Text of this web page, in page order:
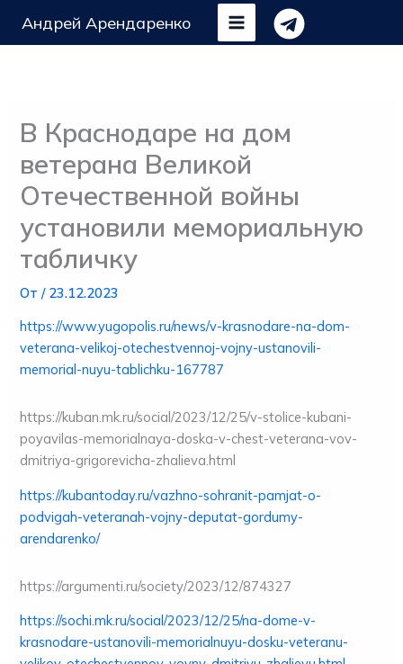
Андрей Арендаренко
​В Краснодаре на дом
ветерана Великой
Отечественной войны
установили мемориальную
табличку
От/ 23.12.2023
https://www.yugopolis.ru/news/v-krasnodare-na-dom-
veterana-velikoj-otechestvennoj-vojny-ustanovili-
memorial-nuyu-tablichku-167787
https://kuban.mk.ru/social/2023/12/25/v-stolice-kubani-
poyavilas-memorialnaya-doska-v-chest-veterana-vov-
dmitriya-grigorevicha-zhalieva.html
https://kubantoday.ru/vazhno-sohranit-pamjat-o-
podvigah-veteranah-vojny-deputat-gordumy-
arendarenko/
https://argumenti.ru/society/2023/12/874327
https://sochi.mk.ru/social/2023/12/25/na-dome-v-
krasnodare-ustanovili-memorialnuyu-dosku-veteranu-